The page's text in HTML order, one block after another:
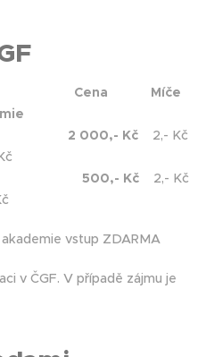
Cena
Míče
2 000,- Kč 2,- Kč
18-ti let 500,- Kč 2,- Kč
vstup ZDARMA
v ČGF. V případě zájmu je